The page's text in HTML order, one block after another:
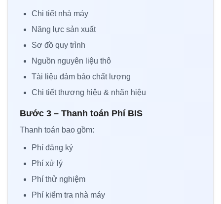
Chi tiết nhà máy
Năng lực sản xuất
Sơ đồ quy trình
Nguồn nguyên liệu thô
Tài liệu đảm bảo chất lượng
Chi tiết thương hiệu & nhãn hiệu
Bước 3 – Thanh toán Phí BIS
Thanh toán bao gồm:
Phí đăng ký
Phí xử lý
Phí thử nghiệm
Phí kiểm tra nhà máy